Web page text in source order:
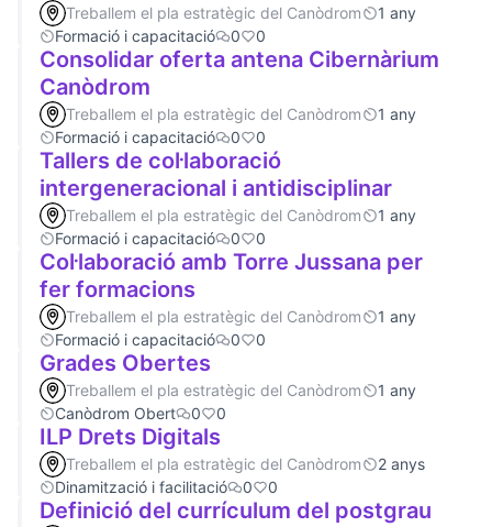
Treballem el pla estratègic del Canòdrom
1 any
Formació i capacitació
0 0
Consolidar oferta antena Cibernàrium
Canòdrom
Treballem el pla estratègic del Canòdrom
1 any
Formació i capacitació
0 0
Tallers de col·laboració
intergeneracional i antidisciplinar
Treballem el pla estratègic del Canòdrom
1 any
Formació i capacitació
0 0
Col·laboració amb Torre Jussana per
fer formacions
Treballem el pla estratègic del Canòdrom
1 any
Formació i capacitació
0 0
Grades Obertes
Treballem el pla estratègic del Canòdrom
1 any
Canòdrom Obert
0 0
ILP Drets Digitals
Treballem el pla estratègic del Canòdrom
2 anys
Dinamització i facilitació
0 0
Definició del currículum del postgrau